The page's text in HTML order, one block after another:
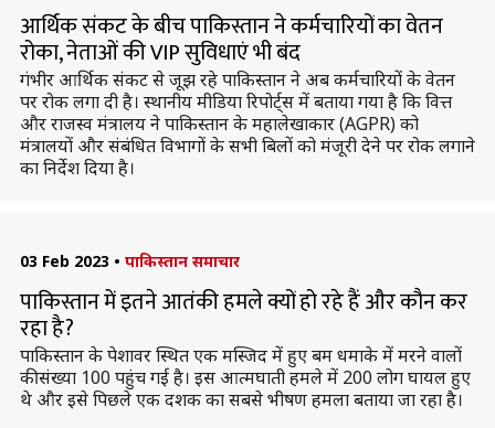
आर्थिक संकट के बीच पाकिस्तान ने कर्मचारियों का वेतन
रोका, नेताओं की VIP सुविधाएं भी बंद
गंभीर आर्थिक संकट से जूझ रहे पाकिस्तान ने अब कर्मचारियों के वेतन
पर रोक लगा दी है। स्थानीय मीडिया रिपोर्ट्स में बताया गया है कि वित्त
और राजस्व मंत्रालय ने पाकिस्तान के महालेखाकार (AGPR) को
मंत्रालयों और संबंधित विभागों के सभी बिलों को मंजूरी देने पर रोक लगाने
का निर्देश दिया है।
03 Feb 2023 • पाकिस्तान समाचार
पाकिस्तान में इतने आतंकी हमले क्यों हो रहे हैं और कौन कर
रहा है?
पाकिस्तान के पेशावर स्थित एक मस्जिद में हुए बम धमाके में मरने वालों
की संख्या 100 पहुंच गई है। इस आत्मघाती हमले में 200 लोग घायल हुए
थे और इसे पिछले एक दशक का सबसे भीषण हमला बताया जा रहा है।